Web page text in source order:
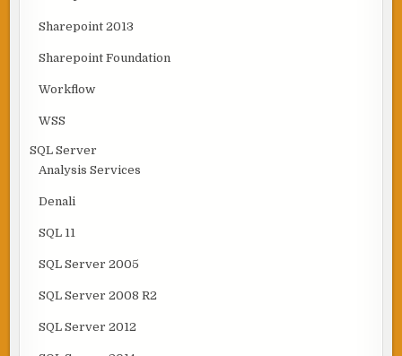
Sharepoint 2013
Sharepoint Foundation
Workflow
WSS
SQL Server
Analysis Services
Denali
SQL 11
SQL Server 2005
SQL Server 2008 R2
SQL Server 2012